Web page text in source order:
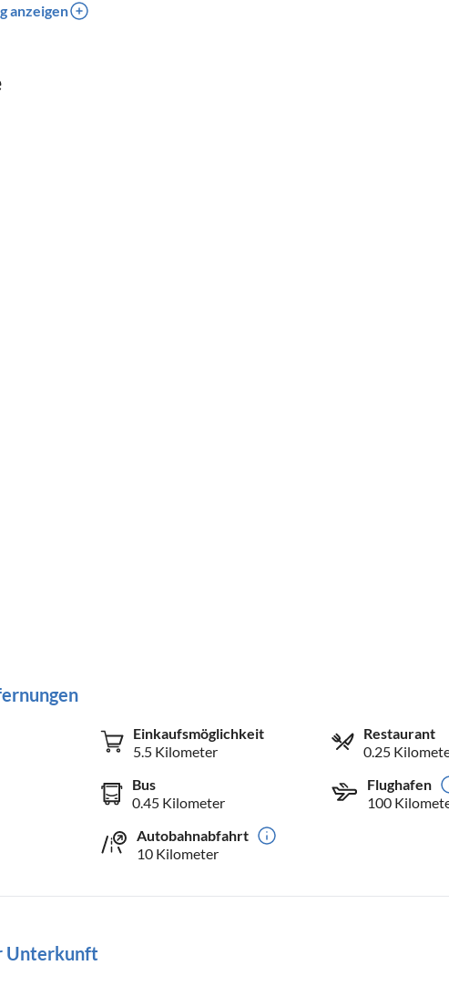
anzeigen
Einkaufsmöglichkeit
5.5 Kilometer
Restaurant
0.25
Bus
0.45 Kilometer
Flughafen
100
Autobahnabfahrt
10 Kilometer
Unterkunft